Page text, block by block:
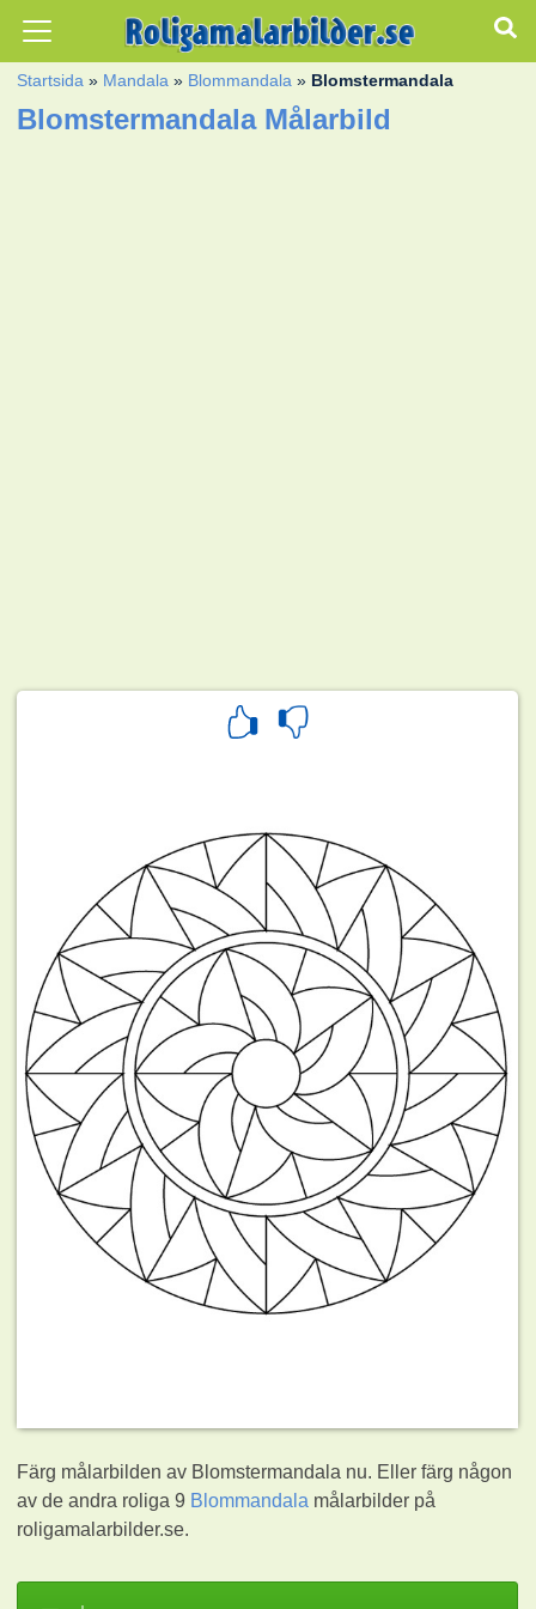
Startsida » Mandala » Blommandala » Blomstermandala
Blomstermandala Målarbild
Färg målarbilden av Blomstermandala nu. Eller färg någon
av de andra roliga 9 Blommandala målarbilder på
roligamalarbilder.se.